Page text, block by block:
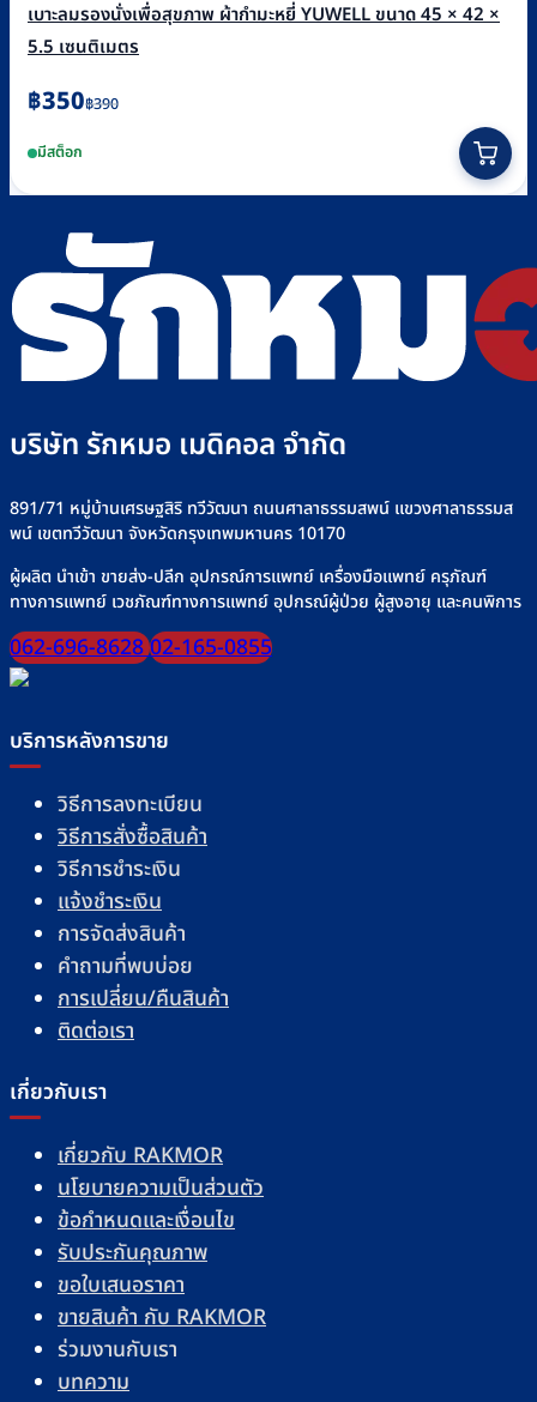
เบาะลมรองนั่งเพื่อสุขภาพ ผ้ากำมะหยี่ YUWELL ขนาด 45 × 42 ×
5.5 เซนติเมตร
฿390
Original
was:
฿390.
฿350
Current
is:
฿350.
มีสต็อก
บริษัท รักหมอ เมดิคอล จำกัด
891/71 หมู่บ้านเศรษฐสิริ ทวีวัฒนา ถนนศาลาธรรมสพน์ แขวงศาลาธรรมส
พน์ เขตทวีวัฒนา จังหวัดกรุงเทพมหานคร 10170
ผู้ผลิต นำเข้า ขายส่ง-ปลีก อุปกรณ์การแพทย์ เครื่องมือแพทย์ ครุภัณฑ์
ทางการแพทย์ เวชภัณฑ์ทางการแพทย์ อุปกรณ์ผู้ป่วย ผู้สูงอายุ และคนพิการ
062-696-862802-165-0855
บริการหลังการขาย
วิธีการลงทะเบียน
วิธีการสั่งซื้อสินค้า
วิธีการชำระเงิน
แจ้งชำระเงิน
การจัดส่งสินค้า
คำถามที่พบบ่อย
การเปลี่ยน/คืนสินค้า
ติดต่อเรา
เกี่ยวกับเรา
เกี่ยวกับ RAKMOR
นโยบายความเป็นส่วนตัว
ข้อกำหนดและเงื่อนไข
รับประกันคุณภาพ
ขอใบเสนอราคา
ขายสินค้า กับ RAKMOR
ร่วมงานกับเรา
บทความ